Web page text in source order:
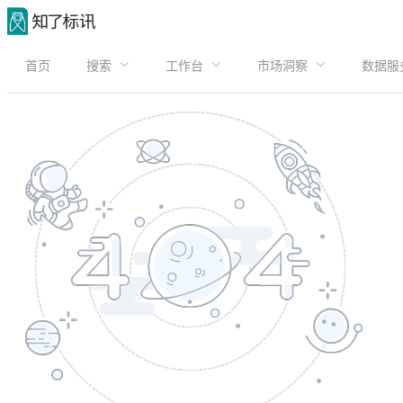
首页 搜索 工作台 市场洞察 数据服